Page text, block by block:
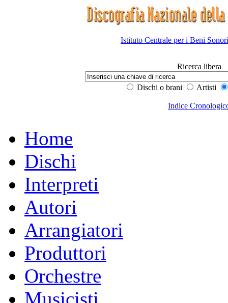
Istituto Centrale per i Beni
Ricerca libera
Dischi o brani Artisti
Indice
Home
Dischi
Interpreti
Autori
Arrangiatori
Produttori
Orchestre